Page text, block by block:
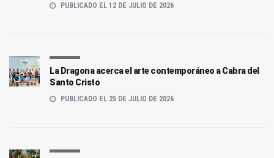
PUBLICADO EL 12 DE JULIO DE 2026
La Dragona acerca el arte contemporáneo a Cabra del
Santo Cristo
PUBLICADO EL 25 DE JULIO DE 2026